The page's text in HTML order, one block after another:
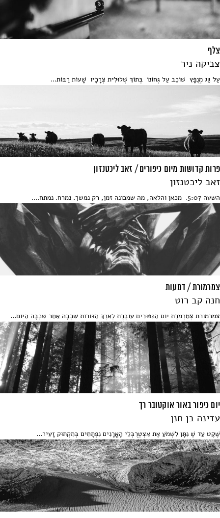
צלף
צביקה ניר
עַל גַּג מְנֻפָּץ שׁוֹכֵב עַל גְּחוֹנוֹ בְּתוֹךְ שְׁלוּלִית צְרָכָיו שָׁעוֹת רַבּוֹת...
פרות קדושות מיום כיפורים / זאב ליכטנזון
זאב ליכטנזון
השעה 5:07. מכאן והלאה, מה שמכונה זמן, רק נמשך. נמרח. נמתח....
צמרמורת / דמעות
חנה קב רוט
צמרמורת צְמַרְמֹרֶת יוֹם הַכִּפּוּרִים עוֹבֶרֶת לְאֹרֶךְ הַדּוֹרוֹת שִׁכְבָה אַחַר שִׁכְבָה הַיּוֹם...
יום כיפור באור אוקטובר רך
עדינה בן חנן
שֶׁקֶט עַד שֶׁ נִּתָּן לִשְׁמֹעַ אֶת אִצְטְרֻבְּלֵי הָאֳרָנִים נִפְתָּחִים בְּתִקְתּוּק זָעִיר...